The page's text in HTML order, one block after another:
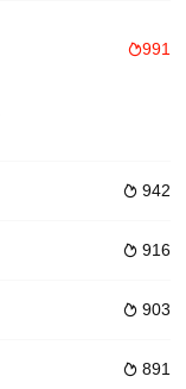
991
 942
 916
 903
 891